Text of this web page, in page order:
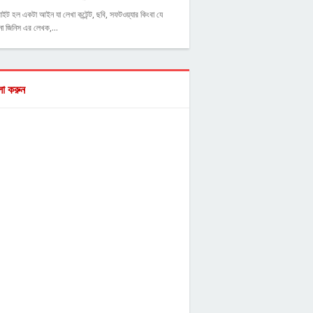
হল একটা আইন যা লেখা কন্টেন্ট, ছবি, সফটওয়্যার কিংবা যে
জিনিস এর লেখক,…
করুন